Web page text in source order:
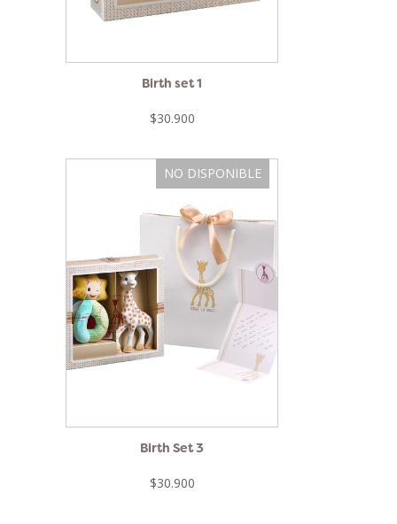
Birth set 1
$30.900
NO DISPONIBLE
Birth Set 3
$30.900